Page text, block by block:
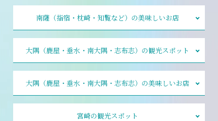
南薩（指宿・枕崎・知覧など）の美味しいお店
大隅（鹿屋・垂水・南大隅・志布志）の観光スポット
大隅（鹿屋・垂水・南大隅・志布志）の美味しいお店
宮崎の観光スポット